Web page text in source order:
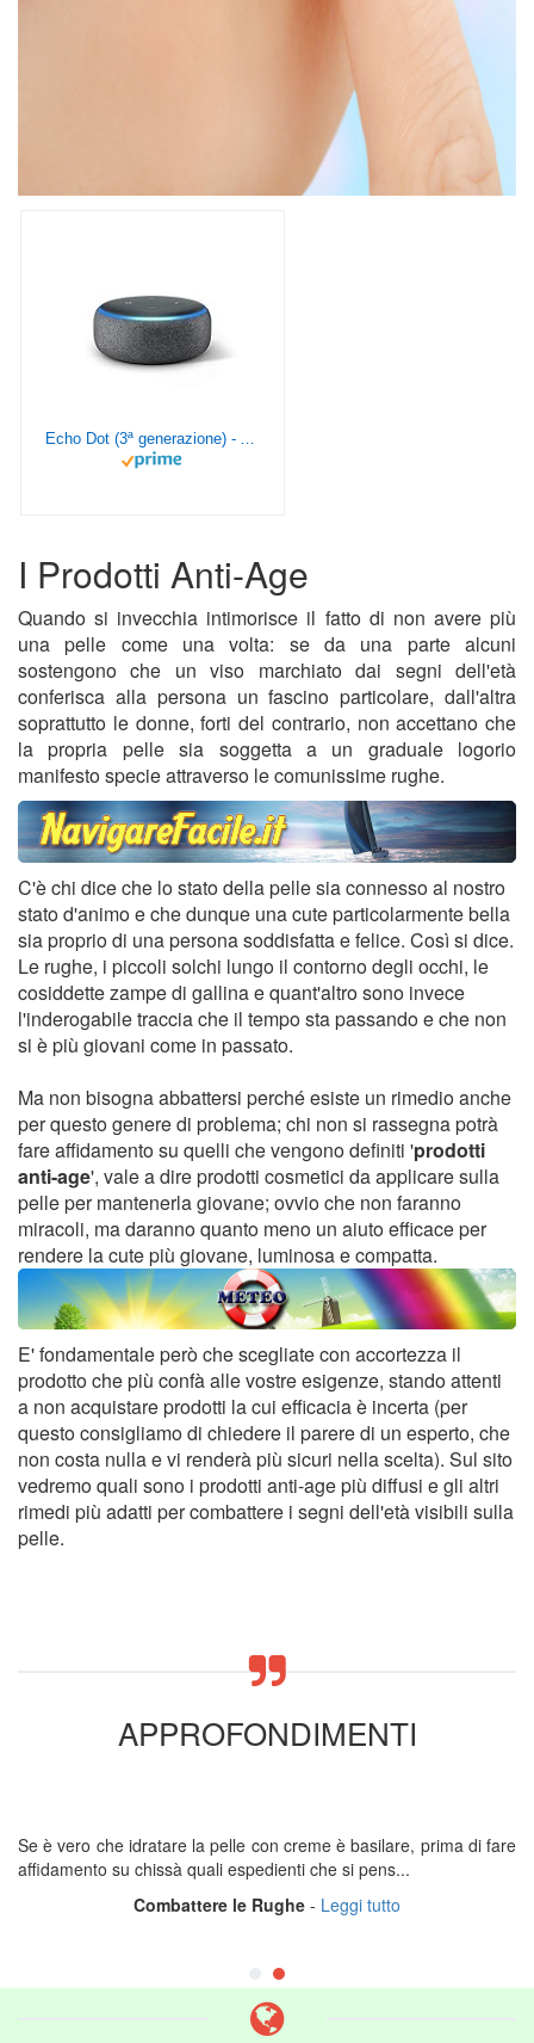
Echo Dot (3ª generazione) - Altoparlante intelligente con integrazione Alexa - Tessuto antracite
I Prodotti Anti-Age
Quando si invecchia intimorisce il fatto di non avere più
una pelle come una volta: se da una parte alcuni
sostengono che un viso marchiato dai segni dell'età
conferisca alla persona un fascino particolare, dall'altra
soprattutto le donne, forti del contrario, non accettano che
la propria pelle sia soggetta a un graduale logorio
manifesto specie attraverso le comunissime rughe.
C'è chi dice che lo stato della pelle sia connesso al nostro
stato d'animo e che dunque una cute particolarmente bella
sia proprio di una persona soddisfatta e felice. Così si dice.
Le rughe, i piccoli solchi lungo il contorno degli occhi, le
cosiddette zampe di gallina e quant'altro sono invece
l'inderogabile traccia che il tempo sta passando e che non
si è più giovani come in passato.
Ma non bisogna abbattersi perché esiste un rimedio anche
per questo genere di problema; chi non si rassegna potrà
fare affidamento su quelli che vengono definiti 'prodotti
anti-age', vale a dire prodotti cosmetici da applicare sulla
pelle per mantenerla giovane; ovvio che non faranno
miracoli, ma daranno quanto meno un aiuto efficace per
rendere la cute più giovane, luminosa e compatta.
E' fondamentale però che scegliate con accortezza il
prodotto che più confà alle vostre esigenze, stando attenti
a non acquistare prodotti la cui efficacia è incerta (per
questo consigliamo di chiedere il parere di un esperto, che
non costa nulla e vi renderà più sicuri nella scelta). Sul sito
vedremo quali sono i prodotti anti-age più diffusi e gli altri
rimedi più adatti per combattere i segni dell'età visibili sulla
pelle.
APPROFONDIMENTI
Se è vero che idratare la pelle con creme è basilare, prima di fare
affidamento su chissà quali espedienti che si pens...
Combattere le Rughe - Leggi tutto